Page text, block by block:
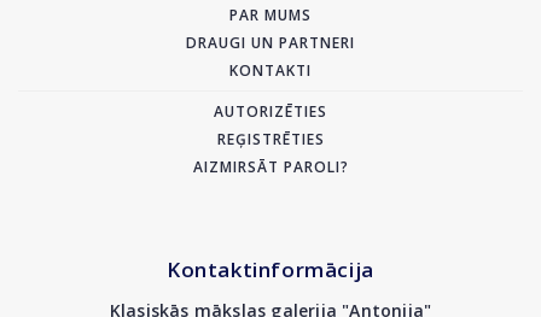
PAR MUMS
DRAUGI UN PARTNERI
KONTAKTI
AUTORIZĒTIES
REĢISTRĒTIES
AIZMIRSĀT PAROLI?
Kontaktinformācija
Klasiskās mākslas galerija "Antonija"